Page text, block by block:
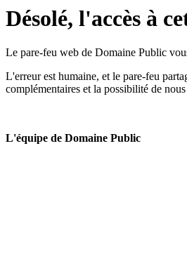
Désolé, l'accès à
Le pare-feu web de Domaine Public
L'erreur est humaine, et le pare-feu
complémentaires et la possibilité de
L'équipe de Domaine Public